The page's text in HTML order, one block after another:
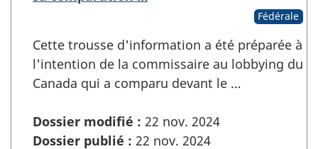
Fédérale
Cette trousse d'information a été préparée à
l'intention de la commissaire au lobbying du
Canada qui a comparu devant le …
Dossier modifié : 22 nov. 2024
Dossier publié : 22 nov. 2024